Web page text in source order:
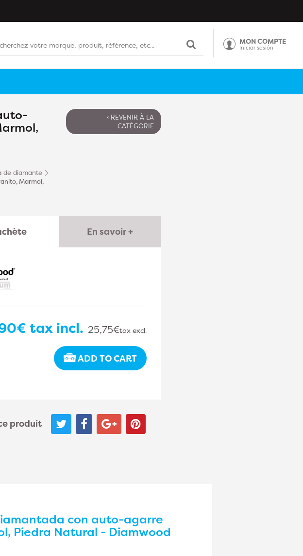
MON COMPTE
Iniciar sesión
de diamante
Marmol,
‹ REVENIR À LA
CATÉGORIE
En savoir +
tax incl. 25,75€tax excl.
ADD TO CART
produit
con auto-agarre
Piedra Natural - Diamwood